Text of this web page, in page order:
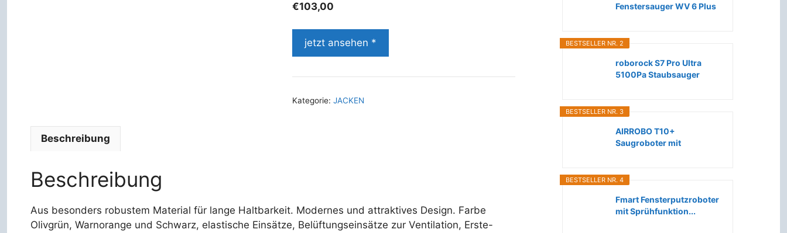
€103,00
jetzt ansehen *
Kategorie:JACKEN
Beschreibung
Beschreibung
Aus besonders robustem Material für lange Haltbarkeit. Modernes und attraktives Design. Farbe
Olivgrün, Warnorange und Schwarz, elastische Einsätze, Belüftungseinsätze zur Ventilation, Erste-
Fenstersauger WV 6 Plus
BESTSELLER NR. 2
roborock S7 Pro Ultra
5100Pa Staubsauger
BESTSELLER NR. 3
AIRROBO T10+
Saugroboter mit
BESTSELLER NR. 4
Fmart Fensterputzroboter
mit Sprühfunktion...